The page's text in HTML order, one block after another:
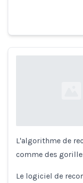
Loading...
L'algorithme de
comme des
Le logiciel de